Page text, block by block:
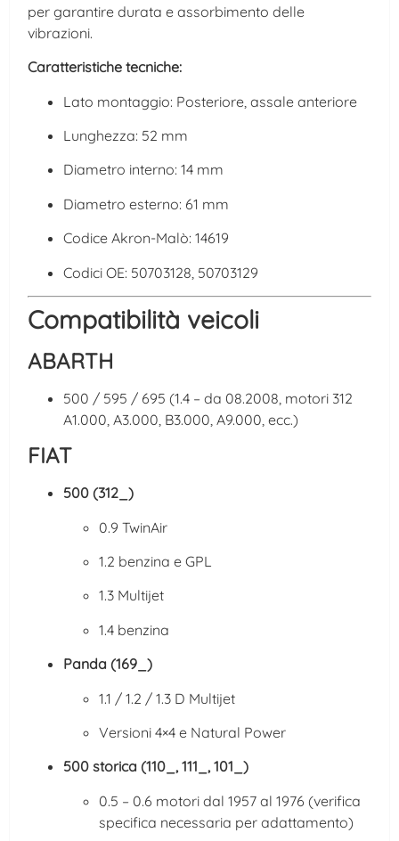
per garantire durata e assorbimento delle
vibrazioni.
Caratteristiche tecniche:
Lato montaggio: Posteriore, assale anteriore
Lunghezza: 52 mm
Diametro interno: 14 mm
Diametro esterno: 61 mm
Codice Akron-Malò: 14619
Codici OE: 50703128, 50703129
Compatibilità veicoli
ABARTH
500 / 595 / 695 (1.4 – da 08.2008, motori 312
A1.000, A3.000, B3.000, A9.000, ecc.)
FIAT
500 (312_)
0.9 TwinAir
1.2 benzina e GPL
1.3 Multijet
1.4 benzina
Panda (169_)
1.1 / 1.2 / 1.3 D Multijet
Versioni 4×4 e Natural Power
500 storica (110_, 111_, 101_)
0.5 – 0.6 motori dal 1957 al 1976 (verifica
specifica necessaria per adattamento)